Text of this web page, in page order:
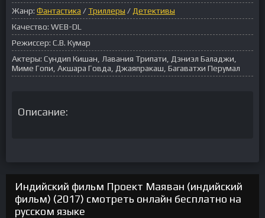
Жанр: Фантастика /Триллеры / Детективы
Качество: WEB-DL
Режиссер: С.В. Кумар
Актеры: Сундип Кишан, Лавания Трипати, Дэниэл Баладжи,
Миме Гопи, Акшара Говда, Джаяпракаш, Багаватхи Перумал
Описание:
Индийский фильм Проект Маяван (индийский
фильм) (2017) смотреть онлайн бесплатно на
русском языке